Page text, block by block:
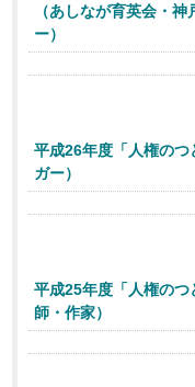
（あしなが育英会・
ー）
平成26年度「人権の
ガー）
平成25年度「人権の
師・作家）